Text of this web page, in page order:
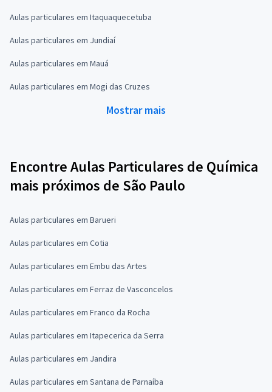
Aulas particulares em Itaquaquecetuba
Aulas particulares em Jundiaí
Aulas particulares em Mauá
Aulas particulares em Mogi das Cruzes
Mostrar mais
Encontre Aulas Particulares de Química
mais próximos de São Paulo
Aulas particulares em Barueri
Aulas particulares em Cotia
Aulas particulares em Embu das Artes
Aulas particulares em Ferraz de Vasconcelos
Aulas particulares em Franco da Rocha
Aulas particulares em Itapecerica da Serra
Aulas particulares em Jandira
Aulas particulares em Santana de Parnaíba